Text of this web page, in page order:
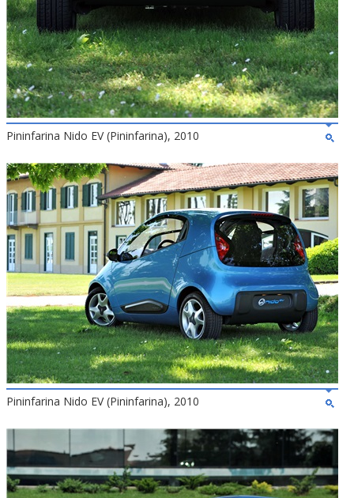
Pininfarina Nido EV (Pininfarina), 2010
Pininfarina Nido EV (Pininfarina), 2010